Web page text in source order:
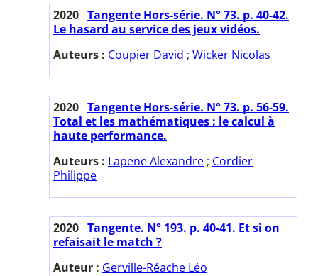
2020 Tangente Hors-série. N° 73. p. 40-42.
Le hasard au service des jeux vidéos.
Auteurs : Coupier David ; Wicker Nicolas
2020 Tangente Hors-série. N° 73. p. 56-59.
Total et les mathématiques : le calcul à
haute performance.
Auteurs : Lapene Alexandre ; Cordier
Philippe
2020 Tangente. N° 193. p. 40-41. Et si on
refaisait le match ?
Auteur : Gerville-Réache Léo